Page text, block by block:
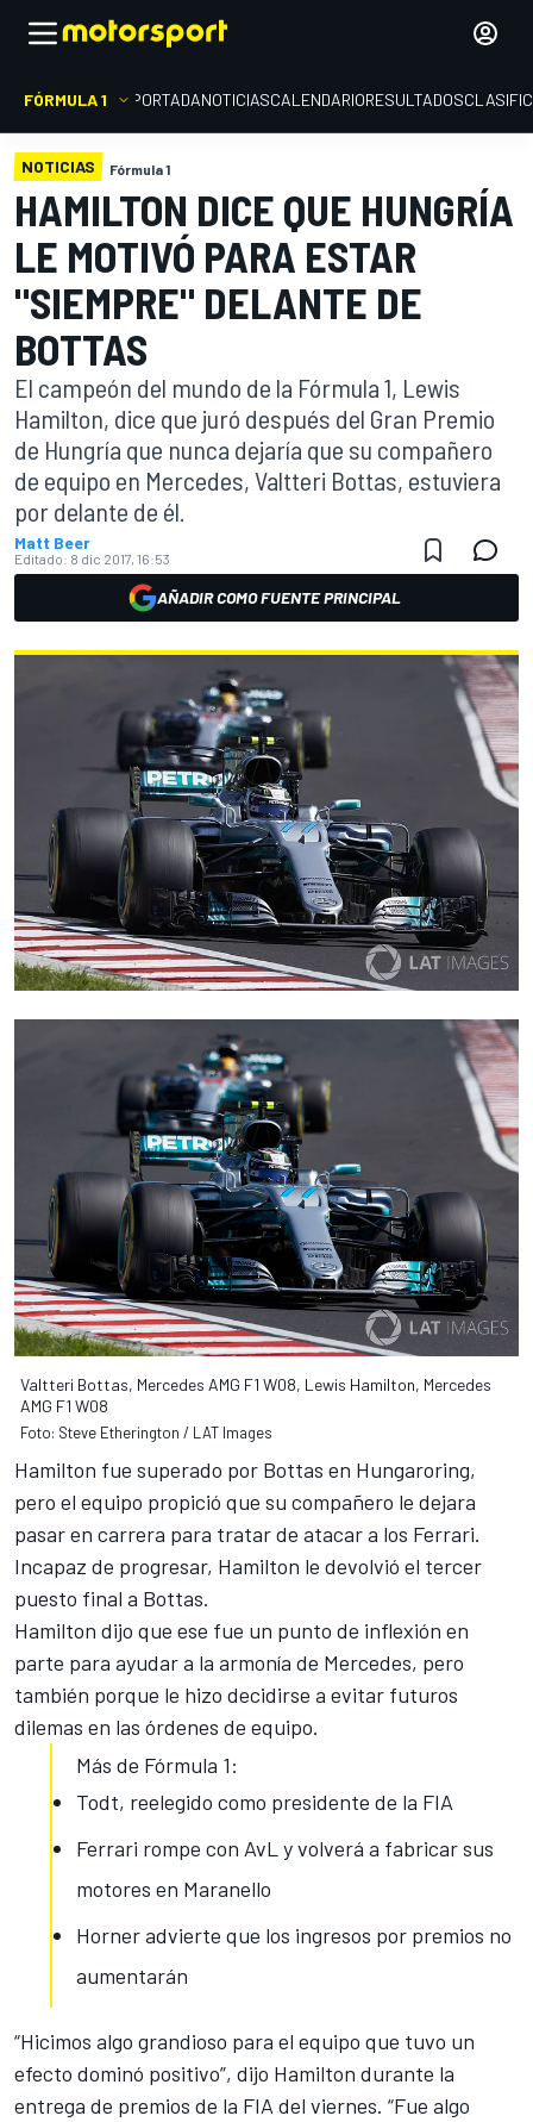
FÓRMULA 1 PORTADANOTICIASCALENDARIORESULTADOS
NOTICIAS Fórmula 1
HAMILTON DICE QUE HUNGRÍA
LE MOTIVÓ PARA ESTAR
"SIEMPRE" DELANTE DE
BOTTAS
El campeón del mundo de la Fórmula 1, Lewis
Hamilton, dice que juró después del Gran Premio
de Hungría que nunca dejaría que su compañero
de equipo en Mercedes, Valtteri Bottas, estuviera
por delante de él.
Matt Beer
Editado: 8 dic 2017, 16:53
AÑADIR COMO FUENTE PRINCIPAL
Valtteri Bottas, Mercedes AMG F1 W08, Lewis Hamilton, Mercedes
AMG F1 W08
Foto: Steve Etherington / LAT Images
Hamilton fue superado por Bottas en Hungaroring,
pero el equipo propició que su compañero le dejara
pasar en carrera para tratar de atacar a los Ferrari.
Incapaz de progresar, Hamilton le devolvió el tercer
puesto final a Bottas.
Hamilton dijo que ese fue un punto de inflexión en
parte para ayudar a la armonía de Mercedes, pero
también porque le hizo decidirse a evitar futuros
dilemas en las órdenes de equipo.
Más de Fórmula 1:
Todt, reelegido como presidente de la FIA
Ferrari rompe con AvL y volverá a fabricar sus
motores en Maranello
Horner advierte que los ingresos por premios no
aumentarán
“Hicimos algo grandioso para el equipo que tuvo un
efecto dominó positivo”, dijo Hamilton durante la
entrega de premios de la FIA del viernes. “Fue algo